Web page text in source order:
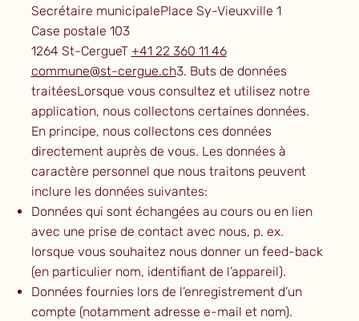
Secrétaire municipalePlace Sy-Vieuxville 1
Case postale 103
1264 St-CergueT +41 22 360 11 46
commune@st-cergue.ch3. Buts de données
traitéesLorsque vous consultez et utilisez notre
application, nous collectons certaines données.
En principe, nous collectons ces données
directement auprès de vous. Les données à
caractère personnel que nous traitons peuvent
inclure les données suivantes:
Données qui sont échangées au cours ou en lien
avec une prise de contact avec nous, p. ex.
lorsque vous souhaitez nous donner un feed-back
(en particulier nom, identifiant de l’appareil).
Données fournies lors de l’enregistrement d’un
compte (notamment adresse e-mail et nom).